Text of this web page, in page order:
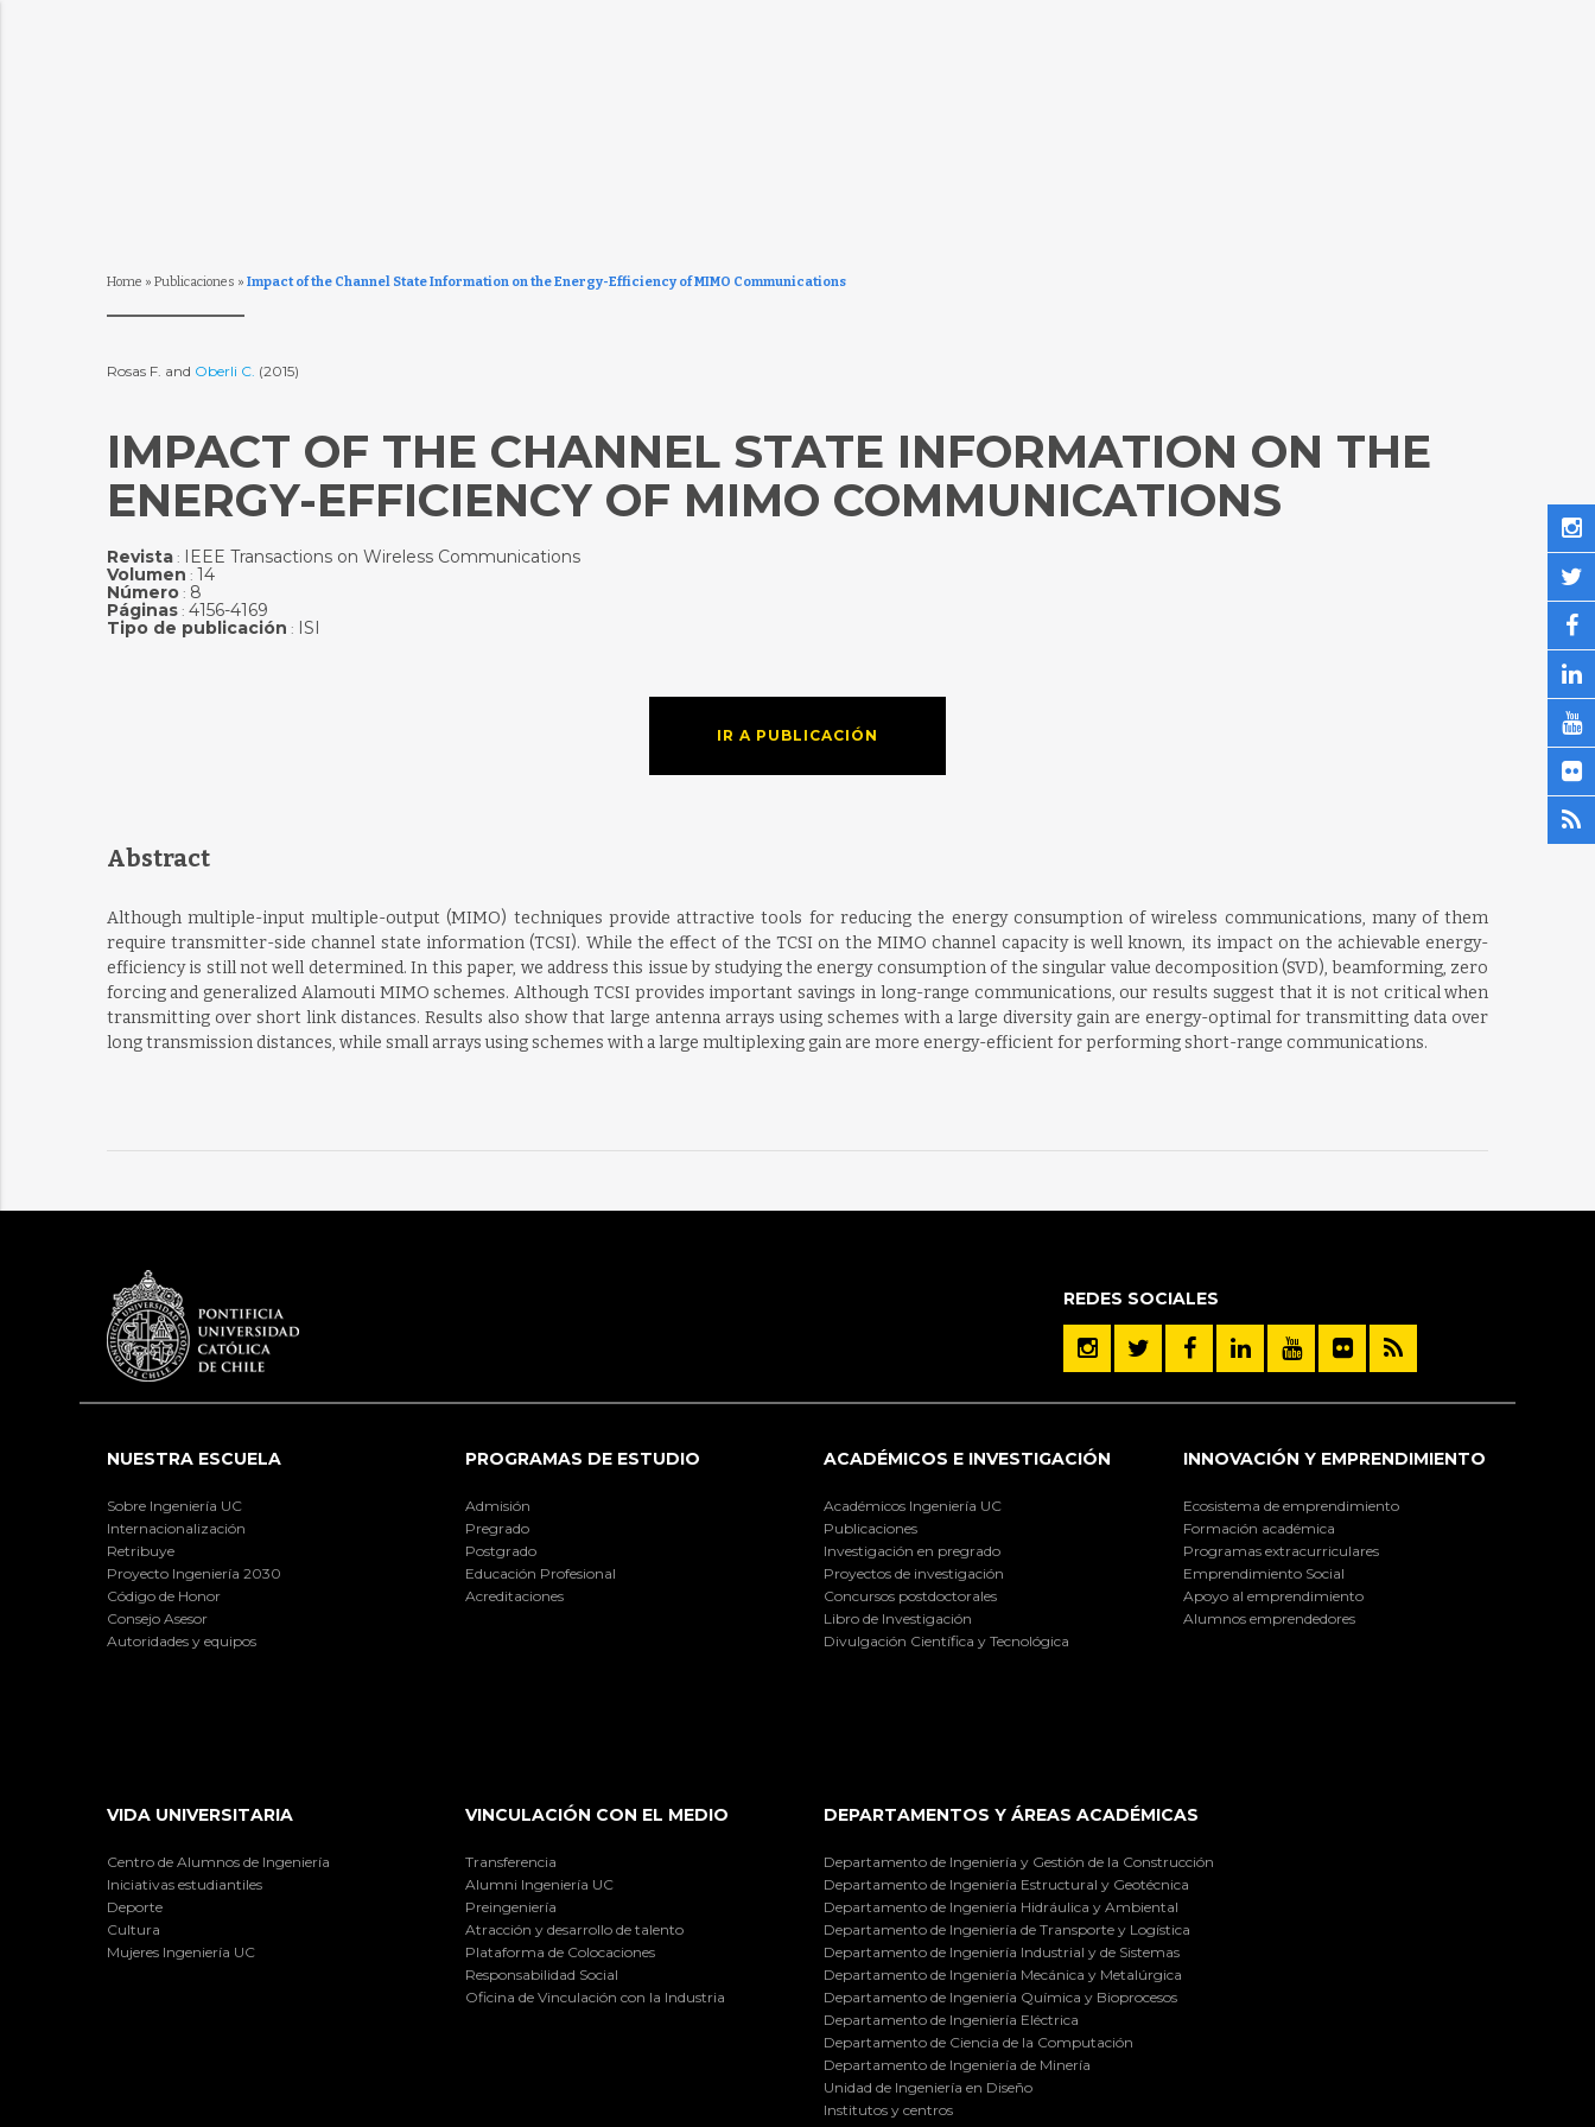
Home » Publicaciones » Impact of the Channel State Information on the Energy-Efficiency of MIMO Communications
Rosas F. and Oberli C. (2015)
IMPACT OF THE CHANNEL STATE INFORMATION ON THE
ENERGY-EFFICIENCY OF MIMO COMMUNICATIONS
Revista: IEEE Transactions on Wireless Communications
Volumen : 14
Número: 8
Páginas: 4156-4169
Tipo de publicación : ISI
IR A PUBLICACIÓN
Abstract
Although multiple-input multiple-output (MIMO) techniques provide attractive tools for reducing the energy consumption of wireless communications, many of them
require transmitter-side channel state information (TCSI). While the effect of the TCSI on the MIMO channel capacity is well known, its impact on the achievable energy-
efficiency is still not well determined. In this paper, we address this issue by studying the energy consumption of the singular value decomposition (SVD), beamforming, zero
forcing and generalized Alamouti MIMO schemes. Although TCSI provides important savings in long-range communications, our results suggest that it is not critical when
transmitting over short link distances. Results also show that large antenna arrays using schemes with a large diversity gain are energy-optimal for transmitting data over
long transmission distances, while small arrays using schemes with a large multiplexing gain are more energy-efficient for performing short-range communications.
REDES SOCIALES
NUESTRA ESCUELA
Sobre Ingeniería UC
Internacionalización
Retribuye
Proyecto Ingeniería 2030
Código de Honor
Consejo Asesor
Autoridades y equipos
PROGRAMAS DE ESTUDIO
Admisión
Pregrado
Postgrado
Educación Profesional
Acreditaciones
ACADÉMICOS E INVESTIGACIÓN
Académicos Ingeniería UC
Publicaciones
Investigación en pregrado
Proyectos de investigación
Concursos postdoctorales
Libro de Investigación
Divulgación Científica y Tecnológica
INNOVACIÓN Y EMPRENDIMIENTO
Ecosistema de emprendimiento
Formación académica
Programas extracurriculares
Emprendimiento Social
Apoyo al emprendimiento
Alumnos emprendedores
VIDA UNIVERSITARIA
Centro de Alumnos de Ingeniería
Iniciativas estudiantiles
Deporte
Cultura
Mujeres Ingeniería UC
VINCULACIÓN CON EL MEDIO
Transferencia
Alumni Ingeniería UC
Preingeniería
Atracción y desarrollo de talento
Plataforma de Colocaciones
Responsabilidad Social
Oficina de Vinculación con la Industria
DEPARTAMENTOS Y ÁREAS ACADÉMICAS
Departamento de Ingeniería y Gestión de la Construcción
Departamento de Ingeniería Estructural y Geotécnica
Departamento de Ingeniería Hidráulica y Ambiental
Departamento de Ingeniería de Transporte y Logística
Departamento de Ingeniería Industrial y de Sistemas
Departamento de Ingeniería Mecánica y Metalúrgica
Departamento de Ingeniería Química y Bioprocesos
Departamento de Ingeniería Eléctrica
Departamento de Ciencia de la Computación
Departamento de Ingeniería de Minería
Unidad de Ingeniería en Diseño
Institutos y centros